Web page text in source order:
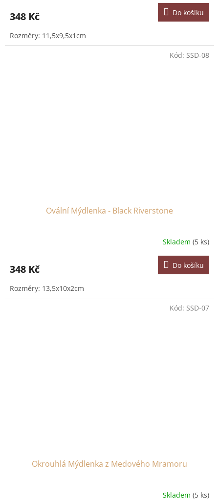
348 Kč Do košíku
Rozměry: 11,5x9,5x1cm
Ovální Mýdlenka - Black Riverstone
Skladem (5 ks)
348 Kč Do košíku
Rozměry: 13,5x10x2cm
Kód: SSD-08
Okrouhlá Mýdlenka z Medového Mramoru
Skladem (5 ks)
Kód: SSD-07